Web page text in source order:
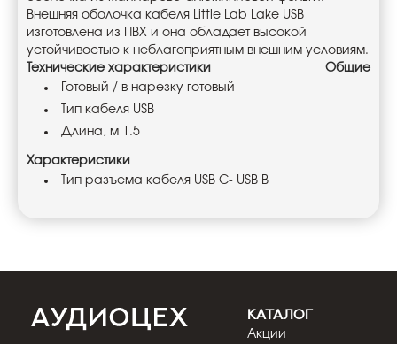
Внешняя оболочка кабеля Little Lab Lake USB
изготовлена из ПВХ и она обладает высокой
устойчивостью к неблагоприятным внешним условиям.
Технические характеристики
Общие
Готовый / в нарезку готовый
Тип кабеля USB
Длина, м 1.5
Характеристики
Тип разъема кабеля USB C- USB B
КАТАЛОГ
Акции